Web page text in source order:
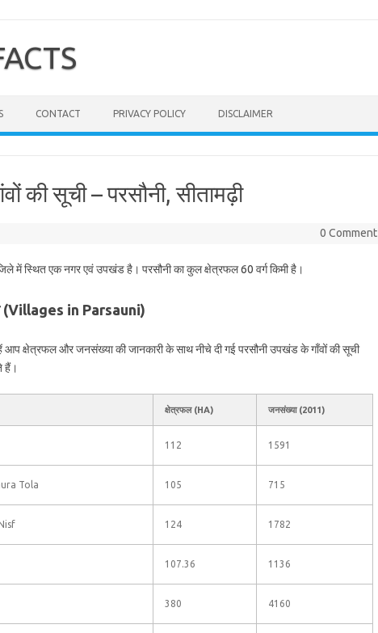
CONTACT PRIVACY POLICY DISCLAIMER
की सूची – परसौनी, सीतामढ़ी
0 Comment
में स्थित एक नगर एवं उपखंड है। परसौनी का कुल क्षेत्रफल 60 वर्ग किमी है।
(Villages in Parsauni)
आप क्षेत्रफल और जनसंख्या की जानकारी के साथ नीचे दी गई परसौनी उपखंड के गाँवों की सूची
हैं।
क्षेत्रफल (HA) जनसंख्या (2011)
112 1591
Tola 105 715
124 1782
107.36 1136
380 4160